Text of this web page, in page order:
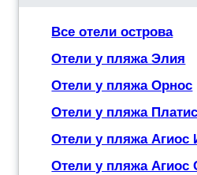
Все отели острова
Отели у пляжа Элия
Отели у пляжа Орнос
Отели у пляжа
Отели у пляжа Агиос
Отели у пляжа Агиос